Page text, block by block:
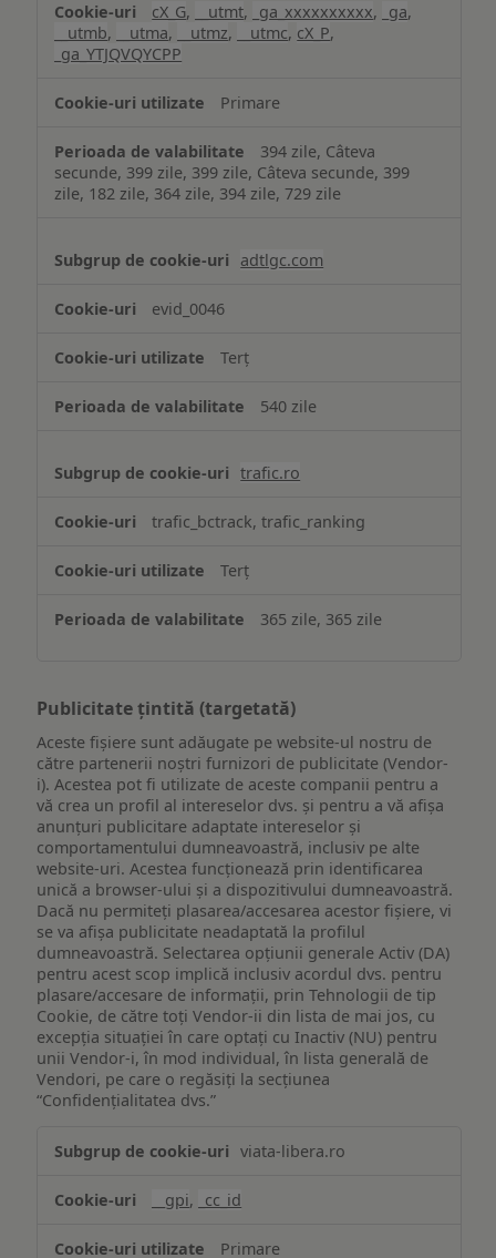
cX_G, __utmt, _ga_xxxxxxxxxx, _ga,
__utmb, __utma, __utmz, __utmc, cX_P,
_ga_YTJQVQYCPP
Primare
394 zile, Câteva
secunde, 399 zile, 399 zile, Câteva secunde, 399
zile, 182 zile, 364 zile, 394 zile, 729 zile
adtlgc.com
evid_0046
Terț
540 zile
trafic.ro
trafic_bctrack, trafic_ranking
Terț
365 zile, 365 zile
Publicitate țintită (targetată)
Aceste fișiere sunt adăugate pe website-ul nostru de
către partenerii noștri furnizori de publicitate (Vendor-
i). Acestea pot fi utilizate de aceste companii pentru a
vă crea un profil al intereselor dvs. și pentru a vă afișa
anunțuri publicitare adaptate intereselor și
comportamentului dumneavoastră, inclusiv pe alte
website-uri. Acestea funcționează prin identificarea
unică a browser-ului și a dispozitivului dumneavoastră.
Dacă nu permiteți plasarea/accesarea acestor fișiere, vi
se va afișa publicitate neadaptată la profilul
dumneavoastră. Selectarea opțiunii generale Activ (DA)
pentru acest scop implică inclusiv acordul dvs. pentru
plasare/accesare de informații, prin Tehnologii de tip
Cookie, de către toți Vendor-ii din lista de mai jos, cu
excepția situației în care optați cu Inactiv (NU) pentru
unii Vendor-i, în mod individual, în lista generală de
Vendori, pe care o regăsiți la secțiunea
“Confidențialitatea dvs.”
țintită
viata-libera.ro
__gpi, _cc_id
Primare